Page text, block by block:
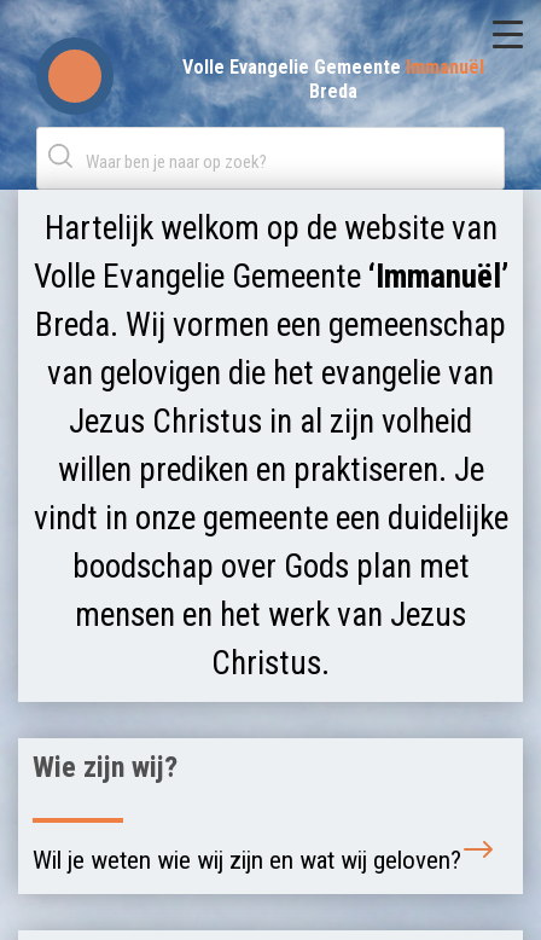
Skip
to
content
Volle Evangelie GemeenteImmanuël
Breda
Hartelijk welkom op de website van
Volle Evangelie Gemeente ‘Immanuël’
Breda. Wij vormen een gemeenschap
van gelovigen die het evangelie van
Jezus Christus in al zijn volheid
willen prediken en praktiseren. Je
vindt in onze gemeente een duidelijke
boodschap over Gods plan met
mensen en het werk van Jezus
Christus.
Wie zijn wij?
Wil je weten wie wij zijn en wat wij geloven?